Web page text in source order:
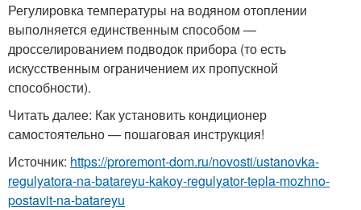
Регулировка температуры на водяном отоплении
выполняется единственным способом —
дросселированием подводок прибора (то есть
искусственным ограничением их пропускной
способности).
Читать далее: Как установить кондиционер
самостоятельно — пошаговая инструкция!
Источник: https://proremont-dom.ru/novosti/ustanovka-
regulyatora-na-batareyu-kakoy-regulyator-tepla-mozhno-
postavit-na-batareyu